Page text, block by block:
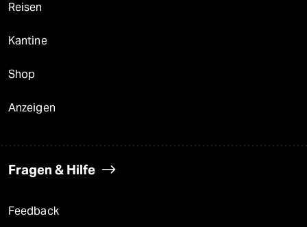
Reisen
Kantine
Shop
Anzeigen
Fragen & Hilfe
Feedback